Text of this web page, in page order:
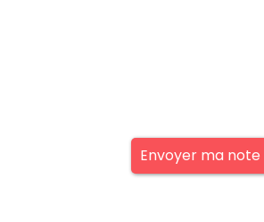
Envoyer ma note